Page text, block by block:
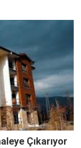
Çıkarıyor